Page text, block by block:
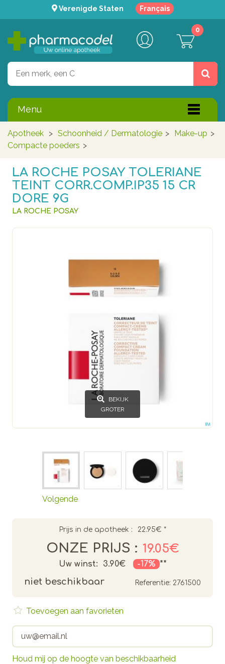
Verenigde Staten Français
0
Menu
Apotheek > Schoonheid / Dermatologie > Make-up >
Compacte poeders >
LA ROCHE POSAY TOLERIANE
TEINT CORR.COMP.IP35 15 CR
DORE 9G
LA ROCHE POSAY
BEKIJK
GROTER
Volgende
Prijs in de apotheek : 22.95€ *
ONZE PRIJS : 19.05€
Uw winst: 3.90€ -17% **
niet beschikbaar Referentie: 2761500
Houd mij op de hoogte van beschikbaarheid
Toevoegen aan favorieten